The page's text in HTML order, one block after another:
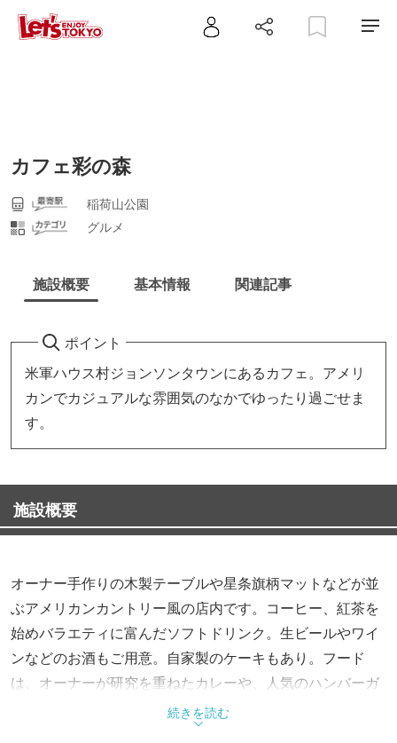
カフェ彩の森
稲荷山公園
グルメ
施設概要 基本情報 関連記事
ポイント
米軍ハウス村ジョンソンタウンにあるカフェ。アメリ
カンでカジュアルな雰囲気のなかでゆったり過ごせま
す。
施設概要
オーナー手作りの木製テーブルや星条旗柄マットなどが並
ぶアメリカンカントリー風の店内です。コーヒー、紅茶を
始めバラエティに富んだソフトドリンク。生ビールやワイ
ンなどのお酒もご用意。自家製のケーキもあり。フード
は、オーナーが研究を重ねたカレーや、人気のハンバーガ
ー、ロコモコ、オムハヤシなどに、おつまみ系もいろい
ろ。お得なフードやスイーツのセットも多くあります。手
続きを読む